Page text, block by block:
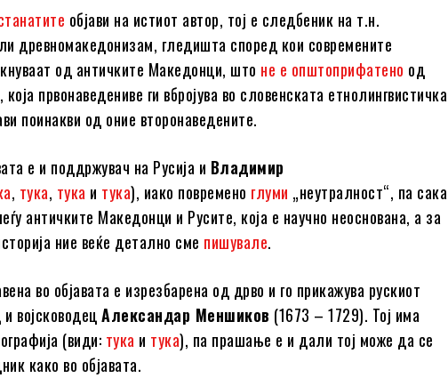
објави на истиот автор, тој е следбеник на т.н.
древномакедонизам, гледишта според кои современите
од античките Македонци, што не е општоприфатено од
првонаведениве ги вбројува во словенската етнолингвистичка
поинакви од оние второнаведените.
е и поддржувач на Русија и Владимир
, тука, тука и тука), иако повремено глуми „неутралност“, па сака
античките Македонци и Русите, која е научно неоснована, а за
ние веќе детално сме пишувале.
во објавата е изрезбарена од дрво и го прикажува рускиот
војсководецАлександар Меншиков (1673 – 1729). Тој има
(види: тука и тука), па прашање е и дали тој може да се
како во објавата.